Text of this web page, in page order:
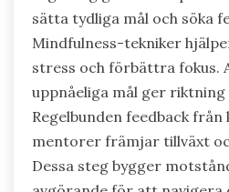
företag som utnyttjar
särskilja sig på
Vilka praktiska
blivande